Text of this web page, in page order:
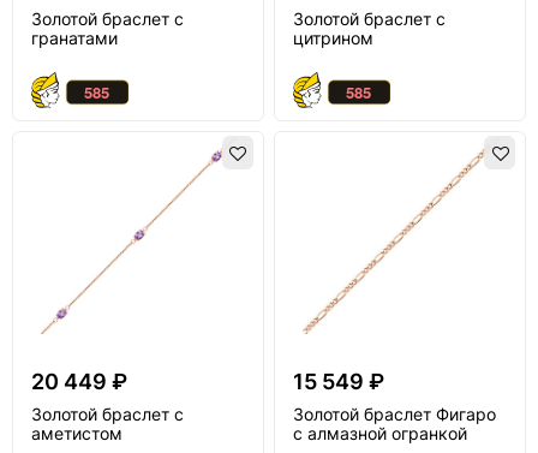
Золотой браслет с
гранатами
Золотой браслет с
цитрином
20 449 ₽
Золотой браслет с
аметистом
15 549 ₽
Золотой браслет Фигаро
с алмазной огранкой